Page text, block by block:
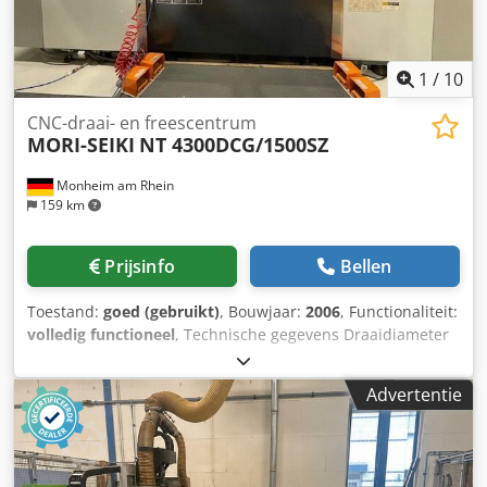
Hoek- en rechte gereedschapshouders met CAPTO-
opname koelsysteem en spaantransporteur *
1 / 10
Monheim am Rhein
159 km
CNC-draai- en freescentrum
MORI-SEIKI NT 4300DCG/1500SZ
Prijsinfo Bellen
Toestand: goed (gebruikt), Bouwjaar: 2006, Functionaliteit:
volledig functioneel, Technische gegevens Draaidiameter
660/275 mm Draailengte 1.498 mm Besturing Fanuc/Mori
Seiki MSX 701 Totale vermogensbehoefte 90 kVA
Machinegewicht ca. 26,6 ton Benodigde ruimte ca. 5.301 x
2.997 x 2.788 mm Aanvullende informatie 9-assig CNC
draai- en freescentrum * CNC-besturing Fanuc MSX-701 *
Bovenste freesspil (B-as) als volwaardige 4e as,
Advertentie